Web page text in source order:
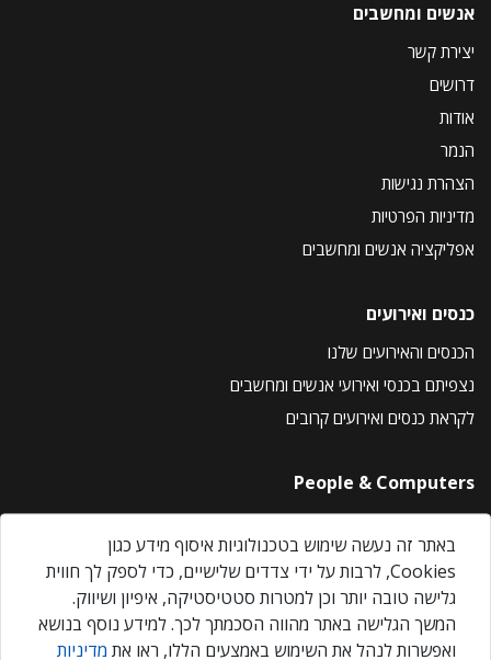
אנשים ומחשבים
יצירת קשר
דרושים
אודות
הנמר
הצהרת נגישות
מדיניות הפרטיות
אפליקציה אנשים ומחשבים
כנסים ואירועים
הכנסים והאירועים שלנו
נצפיתם בכנסי ואירועי אנשים ומחשבים
לקראת כנסים ואירועים קרובים
People & Computers
About Us
Privacy Policy
Contact Us
Our Events
באתר זה נעשה שימוש בטכנולוגיות איסוף מידע כגון
Cookies, לרבות על ידי צדדים שלישיים, כדי לספק לך חווית
גלישה טובה יותר וכן למטרות סטטיסטיקה, איפיון ושיווק.
המשך הגלישה באתר מהווה הסכמתך לכך. למידע נוסף בנושא
ואפשרות לנהל את השימוש באמצעים הללו, ראו את מדיניות